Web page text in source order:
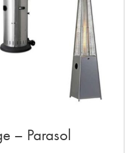
– Parasol